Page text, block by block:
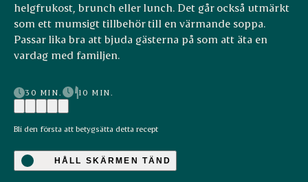
helgfrukost, brunch eller lunch. Det går också utmärkt
som ett mumsigt tillbehör till en värmande soppa.
Passar lika bra att bjuda gästerna på som att äta en
vardag med familjen.
30 MIN. 10 MIN.
Bli den första att betygsätta detta recept
HÅLL SKÄRMEN TÄND